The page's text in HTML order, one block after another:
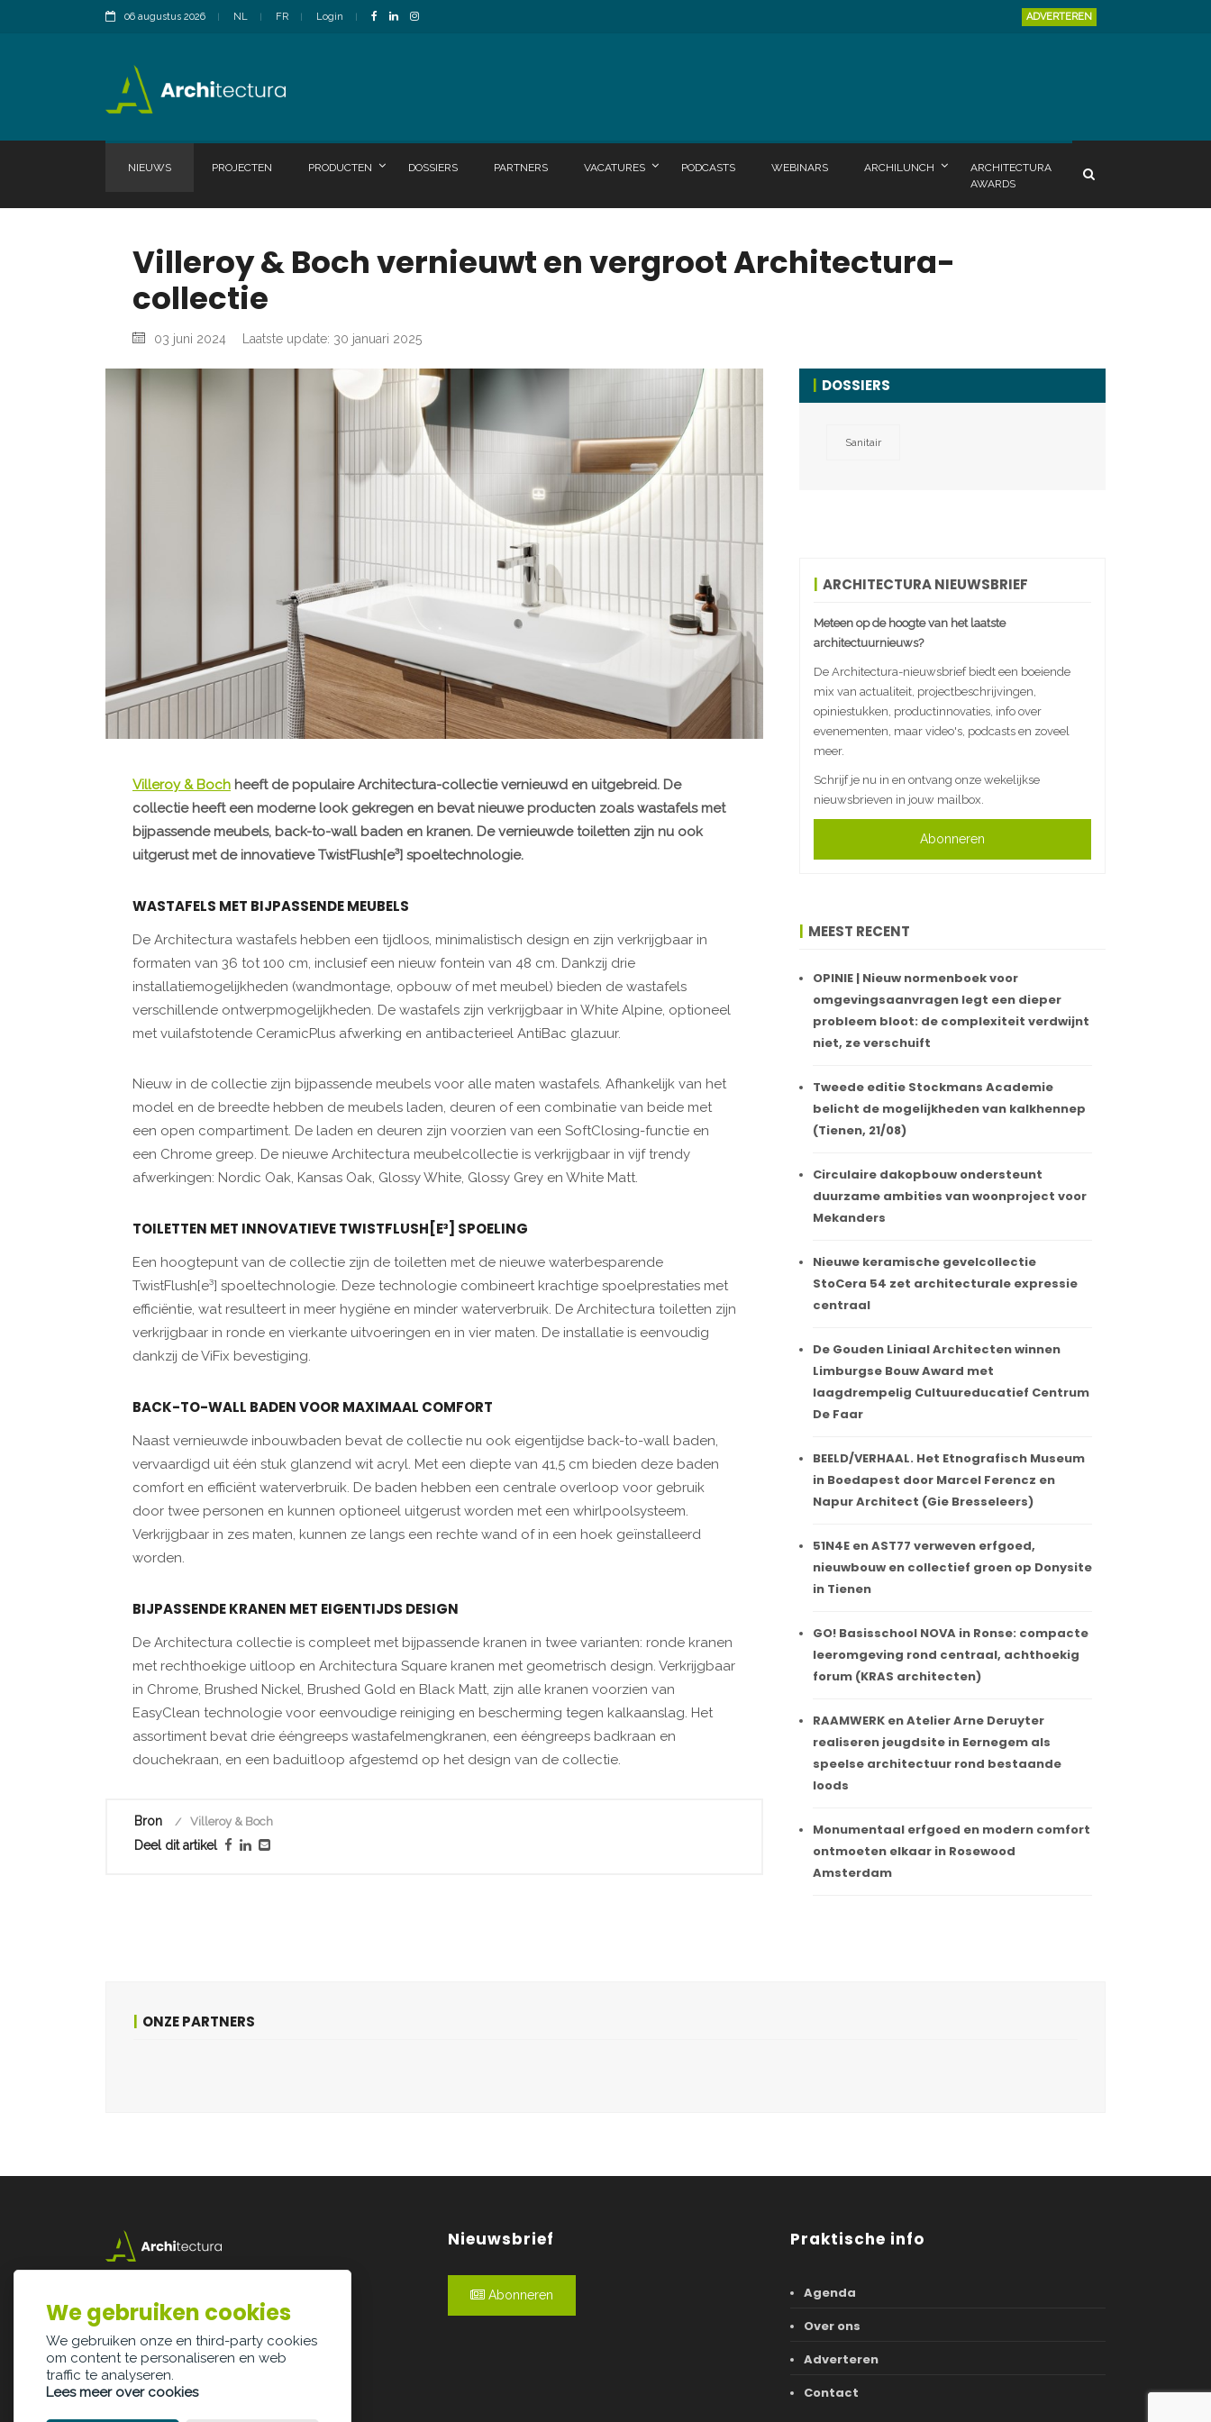
06 augustus 2026 NL FR Login ADVERTEREN
NIEUWS PROJECTEN PRODUCTEN DOSSIERS PARTNERS VACATURES PODCASTS WEBINARS ARCHILUNCH
ARCHITECTURA
AWARDS
Villeroy & Boch vernieuwt en vergroot Architectura-
collectie
03 juni 2024 Laatste update: 30 januari 2025
Villeroy & Boch heeft de populaire Architectura-collectie vernieuwd en uitgebreid. De
collectie heeft een moderne look gekregen en bevat nieuwe producten zoals wastafels met
bijpassende meubels, back-to-wall baden en kranen. De vernieuwde toiletten zijn nu ook
uitgerust met de innovatieve TwistFlush[e³] spoeltechnologie.
WASTAFELS MET BIJPASSENDE MEUBELS
De Architectura wastafels hebben een tijdloos, minimalistisch design en zijn verkrijgbaar in
formaten van 36 tot 100 cm, inclusief een nieuw fontein van 48 cm. Dankzij drie
installatiemogelijkheden (wandmontage, opbouw of met meubel) bieden de wastafels
verschillende ontwerpmogelijkheden. De wastafels zijn verkrijgbaar in White Alpine, optioneel
met vuilafstotende CeramicPlus afwerking en antibacterieel AntiBac glazuur.
Nieuw in de collectie zijn bijpassende meubels voor alle maten wastafels. Afhankelijk van het
model en de breedte hebben de meubels laden, deuren of een combinatie van beide met
een open compartiment. De laden en deuren zijn voorzien van een SoftClosing-functie en
een Chrome greep. De nieuwe Architectura meubelcollectie is verkrijgbaar in vijf trendy
afwerkingen: Nordic Oak, Kansas Oak, Glossy White, Glossy Grey en White Matt.
TOILETTEN MET INNOVATIEVE TWISTFLUSH[E³] SPOELING
Een hoogtepunt van de collectie zijn de toiletten met de nieuwe waterbesparende
TwistFlush[e³] spoeltechnologie. Deze technologie combineert krachtige spoelprestaties met
efficiëntie, wat resulteert in meer hygiëne en minder waterverbruik. De Architectura toiletten zijn
verkrijgbaar in ronde en vierkante uitvoeringen en in vier maten. De installatie is eenvoudig
dankzij de ViFix bevestiging.
BACK-TO-WALL BADEN VOOR MAXIMAAL COMFORT
Naast vernieuwde inbouwbaden bevat de collectie nu ook eigentijdse back-to-wall baden,
vervaardigd uit één stuk glanzend wit acryl. Met een diepte van 41,5 cm bieden deze baden
comfort en efficiënt waterverbruik. De baden hebben een centrale overloop voor gebruik
door twee personen en kunnen optioneel uitgerust worden met een whirlpoolsysteem.
Verkrijgbaar in zes maten, kunnen ze langs een rechte wand of in een hoek geïnstalleerd
worden.
BIJPASSENDE KRANEN MET EIGENTIJDS DESIGN
De Architectura collectie is compleet met bijpassende kranen in twee varianten: ronde kranen
met rechthoekige uitloop en Architectura Square kranen met geometrisch design. Verkrijgbaar
in Chrome, Brushed Nickel, Brushed Gold en Black Matt, zijn alle kranen voorzien van
EasyClean technologie voor eenvoudige reiniging en bescherming tegen kalkaanslag. Het
assortiment bevat drie ééngreeps wastafelmengkranen, een ééngreeps badkraan en
douchekraan, en een baduitloop afgestemd op het design van de collectie.
Bron Villeroy & Boch
Deel dit artikel
DOSSIERS
Sanitair
ARCHITECTURA NIEUWSBRIEF
Meteen op de hoogte van het laatste
architectuurnieuws?
De Architectura-nieuwsbrief biedt een boeiende
mix van actualiteit, projectbeschrijvingen,
opiniestukken, productinnovaties, info over
evenementen, maar video's, podcasts en zoveel
meer.
Schrijf je nu in en ontvang onze wekelijkse
nieuwsbrieven in jouw mailbox.
Abonneren
MEEST RECENT
OPINIE | Nieuw normenboek voor
omgevingsaanvragen legt een dieper
probleem bloot: de complexiteit verdwijnt
niet, ze verschuift
Tweede editie Stockmans Academie
belicht de mogelijkheden van kalkhennep
(Tienen, 21/08)
Circulaire dakopbouw ondersteunt
duurzame ambities van woonproject voor
Mekanders
Nieuwe keramische gevelcollectie
StoCera 54 zet architecturale expressie
centraal
De Gouden Liniaal Architecten winnen
Limburgse Bouw Award met
laagdrempelig Cultuureducatief Centrum
De Faar
BEELD/VERHAAL. Het Etnografisch Museum
in Boedapest door Marcel Ferencz en
Napur Architect (Gie Bresseleers)
51N4E en AST77 verweven erfgoed,
nieuwbouw en collectief groen op Donysite
in Tienen
GO! Basisschool NOVA in Ronse: compacte
leeromgeving rond centraal, achthoekig
forum (KRAS architecten)
RAAMWERK en Atelier Arne Deruyter
realiseren jeugdsite in Eernegem als
speelse architectuur rond bestaande
loods
Monumentaal erfgoed en modern comfort
ontmoeten elkaar in Rosewood
Amsterdam
ONZE PARTNERS
3500 Hasselt
info@architectura.be
Nieuwsbrief
Abonneren
Praktische info
Agenda
Over ons
Adverteren
Contact
We gebruiken cookies
We gebruiken onze en third-party cookies
om content te personaliseren en web
traffic te analyseren.
Lees meer over cookies